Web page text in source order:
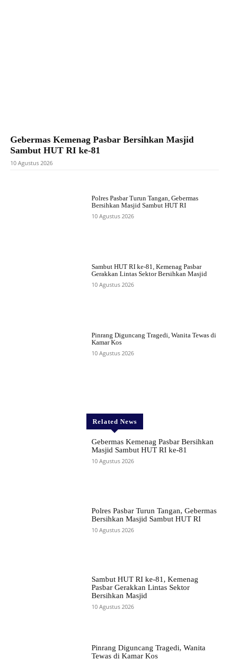
Gebermas Kemenag Pasbar Bersihkan Masjid
Sambut HUT RI ke-81
10 Agustus 2026
Polres Pasbar Turun Tangan, Gebermas
Bersihkan Masjid Sambut HUT RI
10 Agustus 2026
Sambut HUT RI ke-81, Kemenag Pasbar
Gerakkan Lintas Sektor Bersihkan Masjid
10 Agustus 2026
Pinrang Diguncang Tragedi, Wanita Tewas di
Kamar Kos
10 Agustus 2026
Related News
Gebermas Kemenag Pasbar Bersihkan
Masjid Sambut HUT RI ke-81
10 Agustus 2026
Polres Pasbar Turun Tangan, Gebermas
Bersihkan Masjid Sambut HUT RI
10 Agustus 2026
Sambut HUT RI ke-81, Kemenag
Pasbar Gerakkan Lintas Sektor
Bersihkan Masjid
10 Agustus 2026
Pinrang Diguncang Tragedi, Wanita
Tewas di Kamar Kos